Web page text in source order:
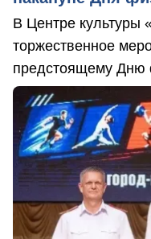
В Центре культуры
торжественное
предстоящему Дню